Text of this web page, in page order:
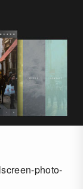
photo-